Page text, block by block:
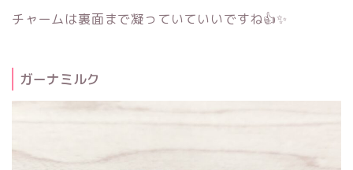
チャームは裏面まで凝っていていいですね👍✨
ガーナミルク